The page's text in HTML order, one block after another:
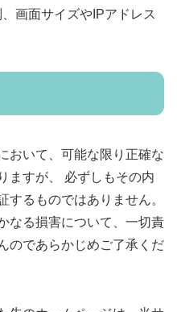
画面サイズやIPアドレス
おいて、可能な限り正確な
ますが、 必ずしもその内
するものではありません。
なる損害について、一切責
のであらかじめご了承くだ